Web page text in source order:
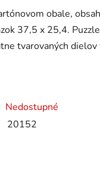
obale,
37,5 x 25,4.
tvarovaných dielov
Nedostupné
20152